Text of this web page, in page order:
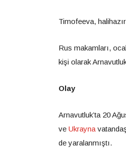
Timofeeva,
Rus makamları,
kişi olarak
Olay
Arnavutluk’ta 20
ve Ukrayna
de yaralanmıştı.